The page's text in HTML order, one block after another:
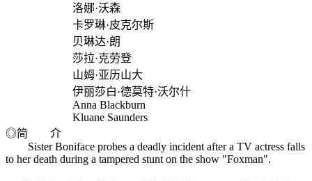
洛娜·沃森
卡罗琳·皮克尔斯
贝琳达·朗
莎拉·克劳登
山姆·亚历山大
伊丽莎白·德莫特·沃尔什
Anna Blackburn
Kluane Saunders
◎简 介
Sister Boniface probes a deadly incident after a TV actress falls
to her death during a tampered stunt on the show "Foxman".